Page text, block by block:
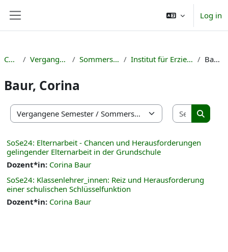
Log in
Courses Vergangene Semester Sommersemester 2024 Institut für Erziehungswissenschaft Baur, Corina
Baur, Corina
Course categories
Search
Search
SoSe24: Elternarbeit - Chancen und Herausforderungen
gelingender Elternarbeit in der Grundschule
Dozent*in: Corina Baur
SoSe24: Klassenlehrer_innen: Reiz und Herausforderung
einer schulischen Schlüsselfunktion
Dozent*in: Corina Baur